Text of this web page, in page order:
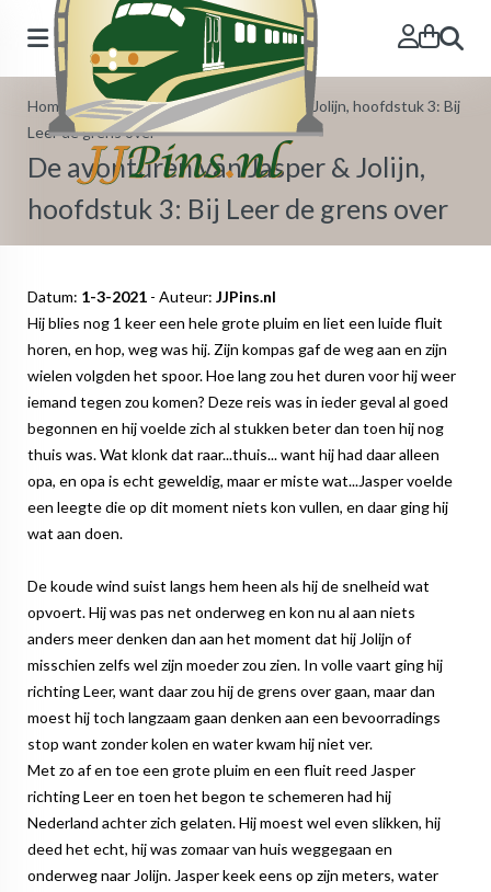
Search
Home»Blog»De avonturen van Jasper & Jolijn, hoofdstuk 3: Bij
Leer de grens over
De avonturen van Jasper & Jolijn,
hoofdstuk 3: Bij Leer de grens over
Datum: 1-3-2021 - Auteur: JJPins.nl
Hij blies nog 1 keer een hele grote pluim en liet een luide fluit
horen, en hop, weg was hij. Zijn kompas gaf de weg aan en zijn
wielen volgden het spoor. Hoe lang zou het duren voor hij weer
iemand tegen zou komen? Deze reis was in ieder geval al goed
begonnen en hij voelde zich al stukken beter dan toen hij nog
thuis was. Wat klonk dat raar...thuis... want hij had daar alleen
opa, en opa is echt geweldig, maar er miste wat...Jasper voelde
een leegte die op dit moment niets kon vullen, en daar ging hij
wat aan doen.
De koude wind suist langs hem heen als hij de snelheid wat
opvoert. Hij was pas net onderweg en kon nu al aan niets
anders meer denken dan aan het moment dat hij Jolijn of
misschien zelfs wel zijn moeder zou zien. In volle vaart ging hij
richting Leer, want daar zou hij de grens over gaan, maar dan
moest hij toch langzaam gaan denken aan een bevoorradings
stop want zonder kolen en water kwam hij niet ver.
Met zo af en toe een grote pluim en een fluit reed Jasper
richting Leer en toen het begon te schemeren had hij
Nederland achter zich gelaten. Hij moest wel even slikken, hij
deed het echt, hij was zomaar van huis weggegaan en
onderweg naar Jolijn. Jasper keek eens op zijn meters, water